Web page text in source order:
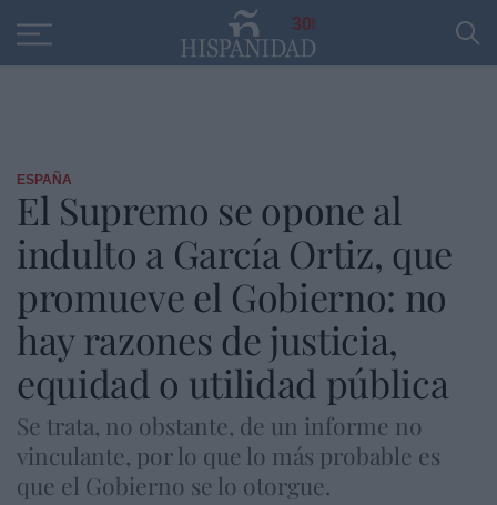
30
ESPAÑA
El Supremo se opone al
indulto a García Ortiz, que
promueve el Gobierno: no
hay razones de justicia,
equidad o utilidad pública
Se trata, no obstante, de un informe no
vinculante, por lo que lo más probable es
que el Gobierno se lo otorgue.